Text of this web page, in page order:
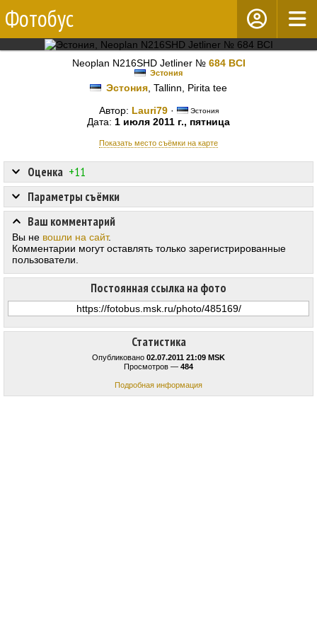
Фотобус
Neoplan N216SHD Jetliner № 684 BCI
Эстония
Эстония , Tallinn, Pirita tee
Автор: Lauri79· Эстония
Дата: 1 июля 2011 г., пятница
Показать место съёмки на карте
Статистика
Опубликовано 02.07.2011 21:09 MSK
Просмотров — 484
Подробная информация
Оценка +11
Постоянная ссылка на фото
Параметры съёмки
Ваш комментарий
Вы не вошли на сайт.
Комментарии могут оставлять только зарегистрированные
пользователи.